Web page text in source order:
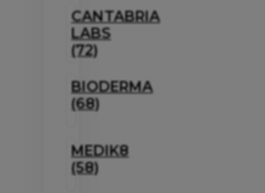
CANTABRIA
LABS
(72)
BIODERMA
(68)
MEDIK8
(58)